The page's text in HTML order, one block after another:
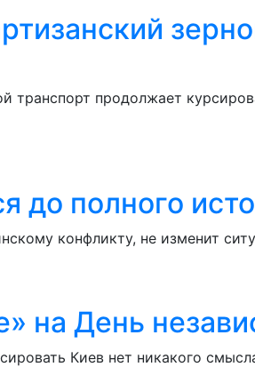
транспорт продолжает
до полного
конфликту, не изменит
на День
Киев нет никакого